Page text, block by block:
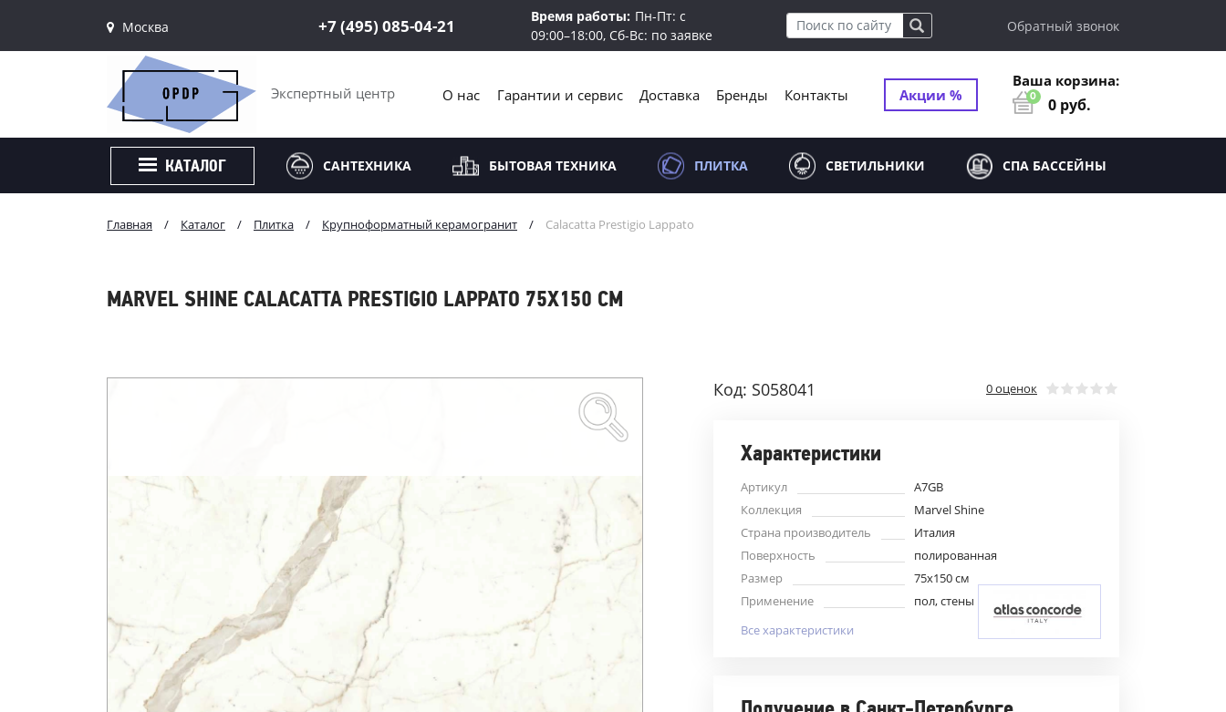
Москва
Санкт-Петербург
Москва
+7 (495) 085-04-21 Время работы: Пн-Пт: с
09:00–18:00, Сб-Вс: по заявке
Обратный звонок
Экспертный центр О нас Гарантии и сервис Доставка Бренды Контакты Акции %
Ваша корзина:
0 0 руб.
КАТАЛОГ САНТЕХНИКА БЫТОВАЯ ТЕХНИКА ПЛИТКА СВЕТИЛЬНИКИ СПА БАССЕЙНЫ
Главная / Каталог / Плитка / Крупноформатный керамогранит / Calacatta Prestigio Lappato
MARVEL SHINE CALACATTA PRESTIGIO LAPPATO 75X150 СМ
Код: S058041 0 оценок
Характеристики
Артикул
A7GB
Коллекция
Marvel Shine
Страна производитель
Италия
Поверхность
полированная
Размер
75x150 см
Применение
пол, стены
Все характеристики